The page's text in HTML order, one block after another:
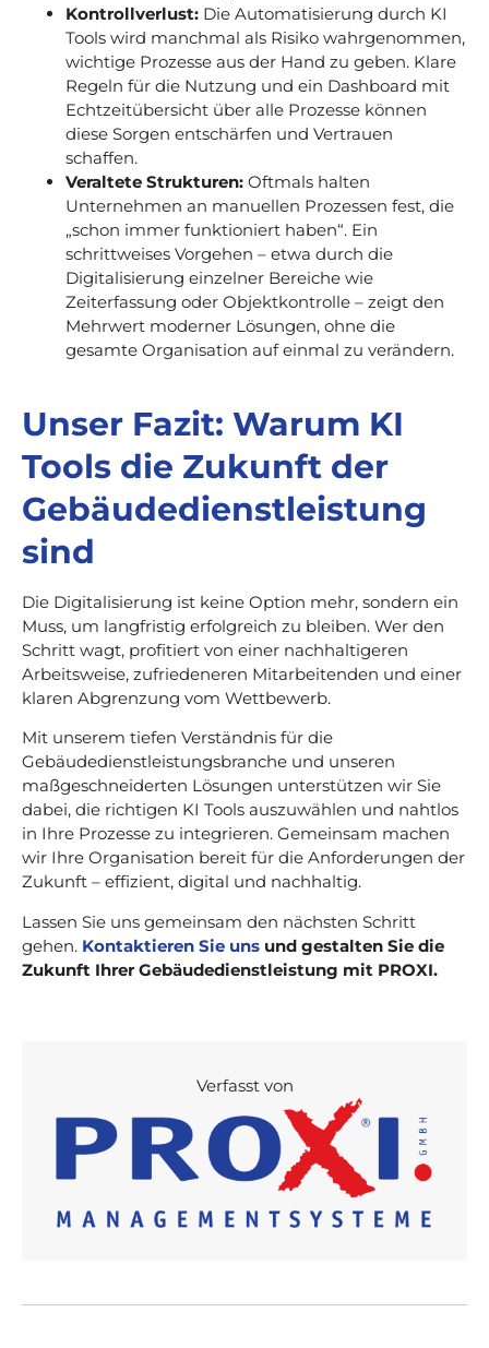
Verfasst von
Kontrollverlust: Die Automatisierung durch KI
Tools wird manchmal als Risiko wahrgenommen,
wichtige Prozesse aus der Hand zu geben. Klare
Regeln für die Nutzung und ein Dashboard mit
Echtzeitübersicht über alle Prozesse können
diese Sorgen entschärfen und Vertrauen
schaffen.
Veraltete Strukturen: Oftmals halten
Unternehmen an manuellen Prozessen fest, die
„schon immer funktioniert haben“. Ein
schrittweises Vorgehen – etwa durch die
Digitalisierung einzelner Bereiche wie
Zeiterfassung oder Objektkontrolle – zeigt den
Mehrwert moderner Lösungen, ohne die
gesamte Organisation auf einmal zu verändern.
Unser Fazit: Warum KI
Tools die Zukunft der
Gebäudedienstleistung
sind
Die Digitalisierung ist keine Option mehr, sondern ein
Muss, um langfristig erfolgreich zu bleiben. Wer den
Schritt wagt, profitiert von einer nachhaltigeren
Arbeitsweise, zufriedeneren Mitarbeitenden und einer
klaren Abgrenzung vom Wettbewerb.
Mit unserem tiefen Verständnis für die
Gebäudedienstleistungsbranche und unseren
maßgeschneiderten Lösungen unterstützen wir Sie
dabei, die richtigen KI Tools auszuwählen und nahtlos
in Ihre Prozesse zu integrieren. Gemeinsam machen
wir Ihre Organisation bereit für die Anforderungen der
Zukunft – effizient, digital und nachhaltig.
Lassen Sie uns gemeinsam den nächsten Schritt
gehen. Kontaktieren Sie uns und gestalten Sie die
Zukunft Ihrer Gebäudedienstleistung mit PROXI.